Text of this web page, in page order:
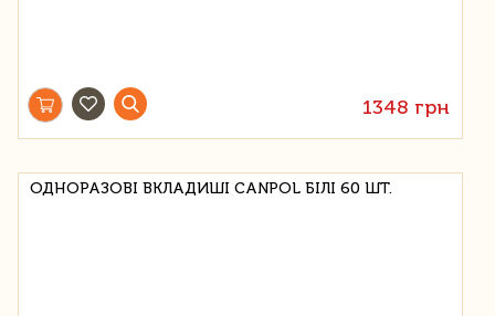
1348 грн
ОДНОРАЗОВІ ВКЛАДИШІ CANPOL БІЛІ 60 ШТ.